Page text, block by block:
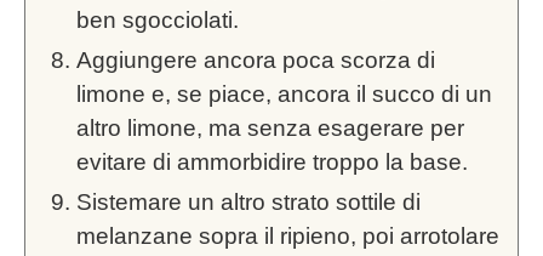
ben sgocciolati.
Aggiungere ancora poca scorza di
limone e, se piace, ancora il succo di un
altro limone, ma senza esagerare per
evitare di ammorbidire troppo la base.
Sistemare un altro strato sottile di
melanzane sopra il ripieno, poi arrotolare